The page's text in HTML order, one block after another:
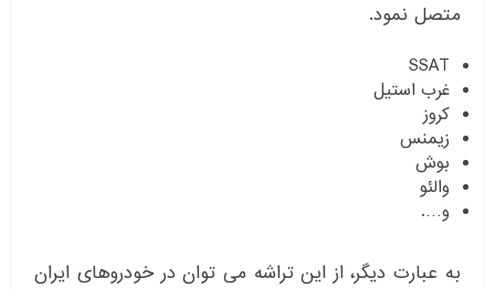
متصل نمود.
SSAT
غرب استیل
کروز
زیمنس
بوش
والئو
و….
به عبارت دیگر، از این تراشه می توان در خودروهای ایران